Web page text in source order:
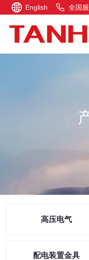
English 全国
高压电气
配电装置金具